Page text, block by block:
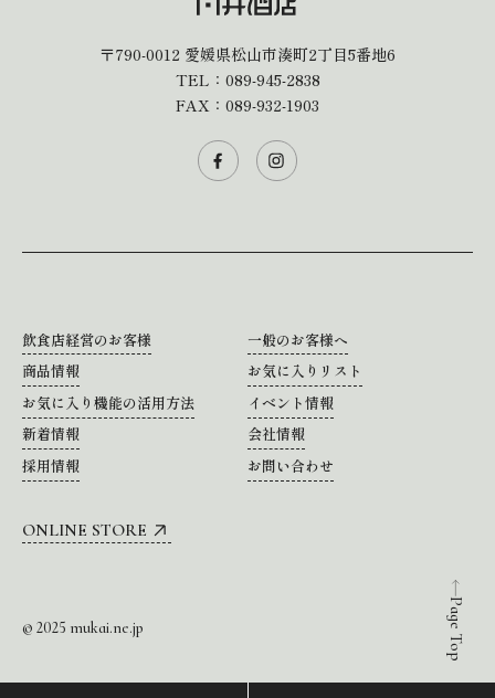
Page Top
〒790-0012 愛媛県松山市湊町2丁目5番地6
TEL： 089-945-2838
FAX：089-932-1903
飲食店経営のお客様
一般のお客様へ
商品情報
お気に入りリスト
お気に入り機能の活用方法
イベント情報
新着情報
会社情報
採用情報
お問い合わせ
ONLINE STORE
© 2025 mukai.ne.jp